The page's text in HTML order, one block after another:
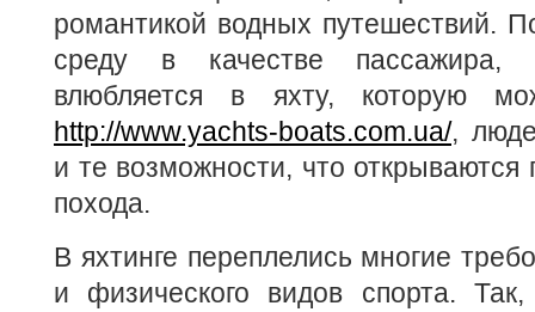
романтикой водных путешествий.
среду в качестве пассажира,
влюбляется в яхту, которую
http://www.yachts-boats.com.ua/,
и те возможности, что
похода.
В яхтинге переплелись многие
и физического видов спорта.